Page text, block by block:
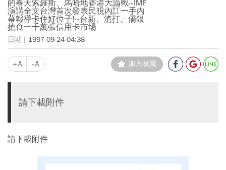
的春天索羅斯、馬哈地香港大論戰--IMF
演講全文台灣首次發表民視內訌一手內
幕報導卡住好位子!--台新、渣打、僑銀
搶食一千萬張信用卡市場
1997-09-24 04:38
+A -A 加入收藏
請下載附件
請下載附件